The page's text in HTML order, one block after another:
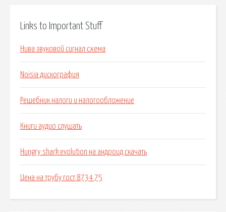
Links to Important Stuff
Нива звуковой сигнал схема
Noisia дискография
Решебник налоги и налогообложение
Книги аудио слушать
Hungry shark evolution на андроид скачать
Цена на трубу гост 8734 75